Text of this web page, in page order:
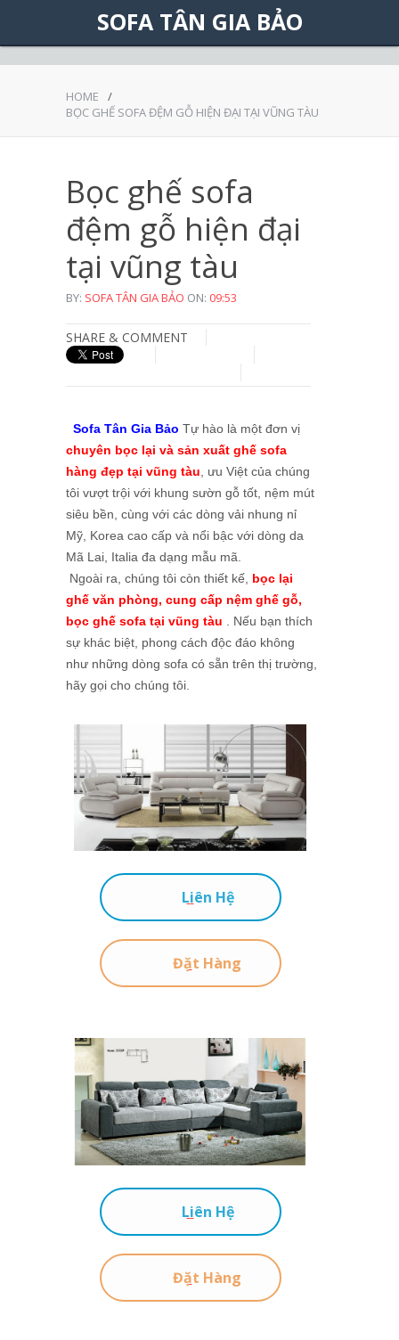
SOFA TÂN GIA BẢO
Được tạo bởi
HOME
/
BỌC GHẾ SOFA ĐỆM GỖ HIỆN ĐẠI TẠI VŨNG TÀU
Bọc ghế sofa
đệm gỗ hiện đại
tại vũng tàu
BY: SOFA TÂN GIA BẢO ON: 09:53
SHARE & COMMENT
Sofa Tân Gia Bảo Tự hào là một đơn vị
chuyên bọc lại và sản xuất ghế sofa
hàng đẹp tại vũng tàu , ưu Việt của chúng
tôi vượt trội với khung sườn gỗ tốt, nệm mút
siêu bền, cùng với các dòng vải nhung nỉ
Mỹ, Korea cao cấp và nổi bậc với dòng da
Mã Lai, Italia đa dạng mẫu mã.
Ngoài ra, chúng tôi còn thiết kế, bọc lại
ghế văn phòng, cung cấp nệm ghế gỗ,
bọc ghế sofa tại vũng tàu . Nếu bạn thích
sự khác biệt, phong cách độc đáo không
như những dòng sofa có sẵn trên thị trường,
hãy gọi cho chúng tôi.
Liên Hệ
Đặt Hàng
Liên Hệ
Đặt Hàng